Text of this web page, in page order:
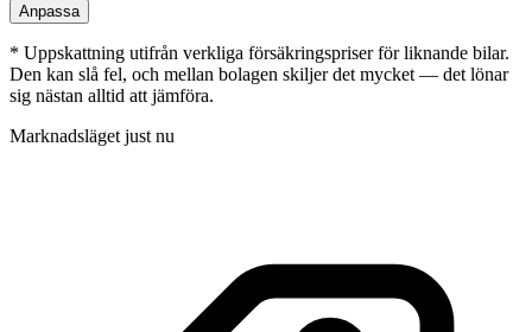
Anpassa
* Uppskattning utifrån verkliga försäkringspriser för liknande bilar.
Den kan slå fel, och mellan bolagen skiljer det mycket — det lönar
sig nästan alltid att jämföra.
Marknadsläget just nu